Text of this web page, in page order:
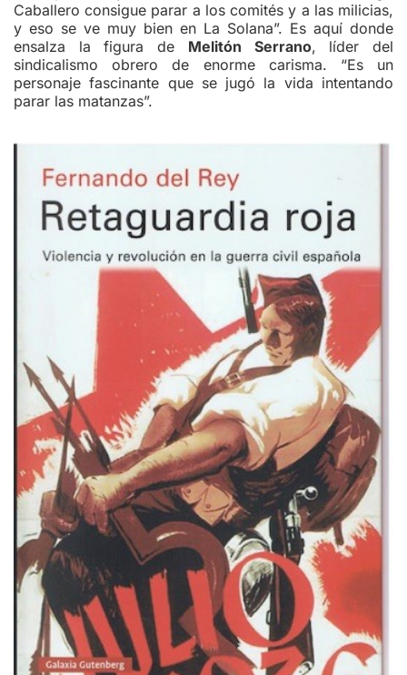
Caballero consigue parar a los comités y a las milicias,
y eso se ve muy bien en La Solana”. Es aquí donde
ensalza la figura de Melitón Serrano, líder del
sindicalismo obrero de enorme carisma. “Es un
personaje fascinante que se jugó la vida intentando
parar las matanzas”.